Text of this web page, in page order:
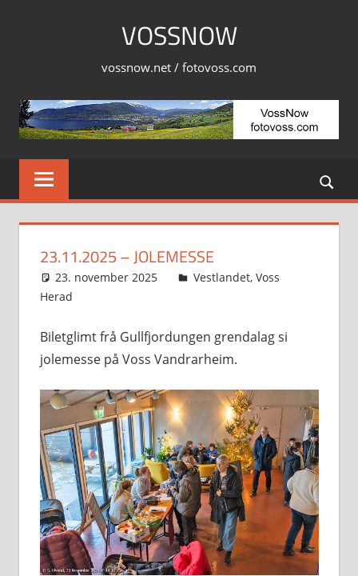
VOSSNOW
vossnow.net / fotovoss.com
23.11.2025 – JOLEMESSE
23. november 2025 Svein
Vestlandet, Voss
Herad
Biletglimt frå Gullfjordungen grendalag si
jolemesse på Voss Vandrarheim.